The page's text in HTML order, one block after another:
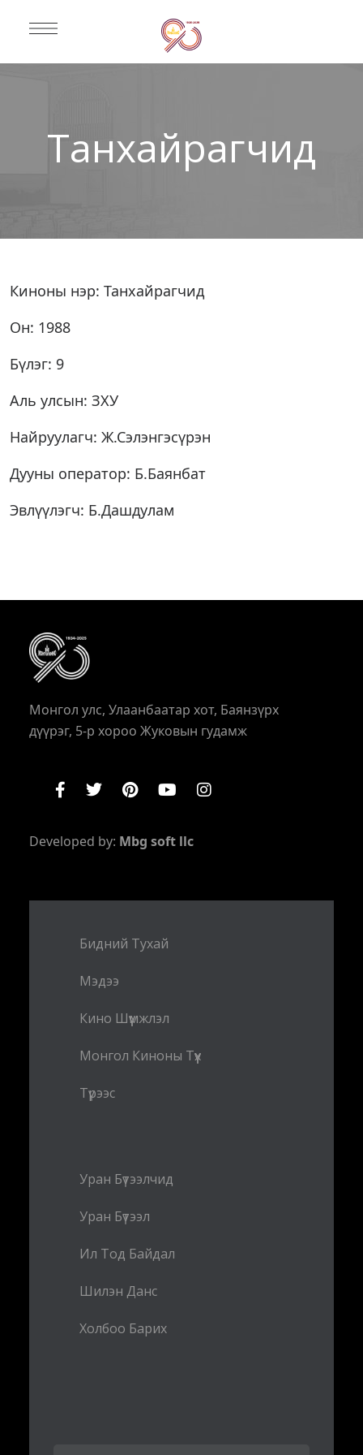
Танхайрагчид
Киноны нэр: Танхайрагчид
Он: 1988
Бүлэг: 9
Аль улсын: ЗХУ
Найруулагч: Ж.Сэлэнгэсүрэн
Дууны оператор: Б.Баянбат
Эвлүүлэгч: Б.Дашдулам
Монгол улс, Улаанбаатар хот, Баянзүрх
дүүрэг, 5-р хороо Жуковын гудамж
Developed by: Mbg soft llc
Бидний Тухай
Мэдээ
Кино Шүүмжлэл
Монгол Киноны Түүх
Түрээс
Уран Бүтээлчид
Уран Бүтээл
Ил Тод Байдал
Шилэн Данс
Холбоо Барих